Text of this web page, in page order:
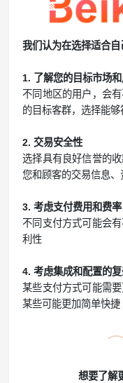
我们认为在选择适合自
1. 了解您的目标市场
不同地区的用户，会
的目标客群，选择能
2. 交易安全性
选择具有良好信誉的
您和顾客的交易信息
3. 考虑支付费用和费率
不同支付方式可能会
利性
4. 考虑集成和配置的
某些支付方式可能需
某些可能更加简单快捷
想要了解